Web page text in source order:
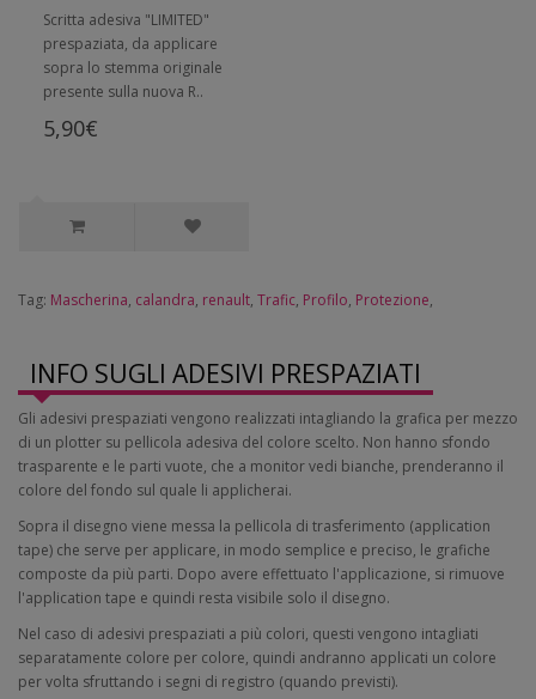
Scritta adesiva "LIMITED"
prespaziata, da applicare
sopra lo stemma originale
presente sulla nuova R..
5,90€
Tag: Mascherina, calandra, renault, Trafic, Profilo, Protezione,
INFO SUGLI ADESIVI PRESPAZIATI
Gli adesivi prespaziati vengono realizzati intagliando la grafica per mezzo
di un plotter su pellicola adesiva del colore scelto. Non hanno sfondo
trasparente e le parti vuote, che a monitor vedi bianche, prenderanno il
colore del fondo sul quale li applicherai.
Sopra il disegno viene messa la pellicola di trasferimento (application
tape) che serve per applicare, in modo semplice e preciso, le grafiche
composte da più parti. Dopo avere effettuato l'applicazione, si rimuove
l'application tape e quindi resta visibile solo il disegno.
Nel caso di adesivi prespaziati a più colori, questi vengono intagliati
separatamente colore per colore, quindi andranno applicati un colore
per volta sfruttando i segni di registro (quando previsti).